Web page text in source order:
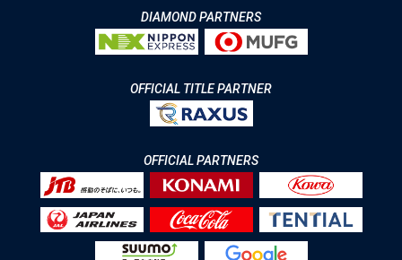
DIAMOND PARTNERS
OFFICIAL TITLE PARTNER
OFFICIAL PARTNERS